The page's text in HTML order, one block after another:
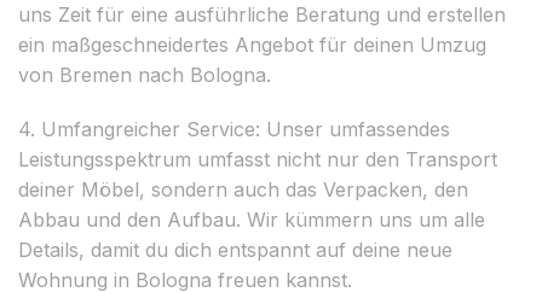
uns Zeit für eine ausführliche Beratung und erstellen
ein maßgeschneidertes Angebot für deinen Umzug
von Bremen nach Bologna.
4. Umfangreicher Service: Unser umfassendes
Leistungsspektrum umfasst nicht nur den Transport
deiner Möbel, sondern auch das Verpacken, den
Abbau und den Aufbau. Wir kümmern uns um alle
Details, damit du dich entspannt auf deine neue
Wohnung in Bologna freuen kannst.